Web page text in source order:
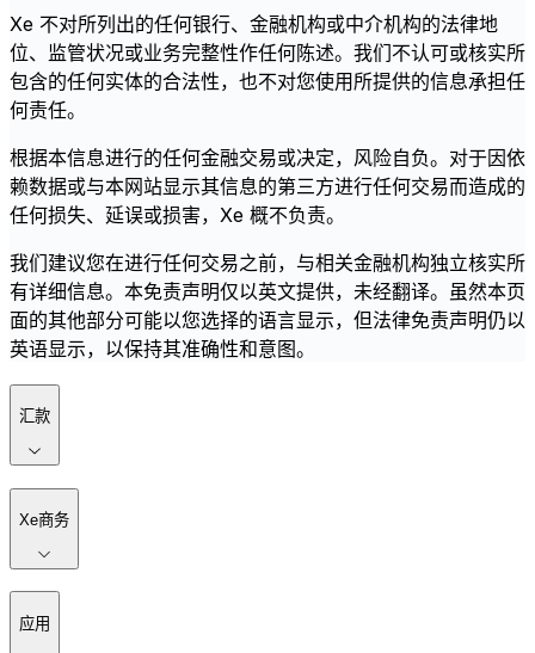
Xe 不对所列出的任何银行、金融机构或中介机构的法律地
位、监管状况或业务完整性作任何陈述。我们不认可或核实所
包含的任何实体的合法性，也不对您使用所提供的信息承担任
何责任。
根据本信息进行的任何金融交易或决定，风险自负。对于因依
赖数据或与本网站显示其信息的第三方进行任何交易而造成的
任何损失、延误或损害，Xe 概不负责。
我们建议您在进行任何交易之前，与相关金融机构独立核实所
有详细信息。本免责声明仅以英文提供，未经翻译。虽然本页
面的其他部分可能以您选择的语言显示，但法律免责声明仍以
英语显示，以保持其准确性和意图。
汇款
Xe商务
应用